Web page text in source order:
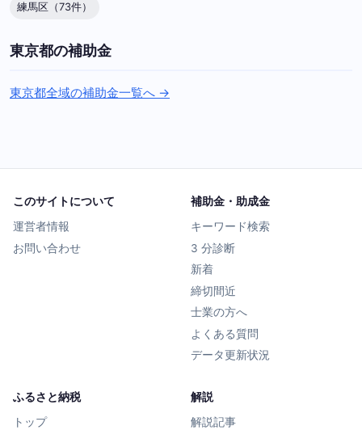
練馬区（73件）
東京都の補助金
東京都全域の補助金一覧へ →
このサイトについて
運営者情報
お問い合わせ
補助金・助成金
キーワード検索
3 分診断
新着
締切間近
士業の方へ
よくある質問
データ更新状況
ふるさと納税
トップ
解説
解説記事